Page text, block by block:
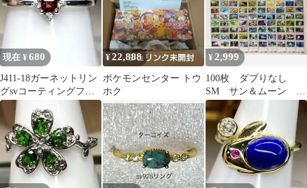
現在 ¥680
J411-18ガーネットリン
グsvコーティングフリ
ーサイズ
¥22,888
ポケモンセンター トウ
ホク
¥2,999
100枚 ダブりなし
SM サン＆ムーン ま
とめ売り セット 大
量 トレーナー